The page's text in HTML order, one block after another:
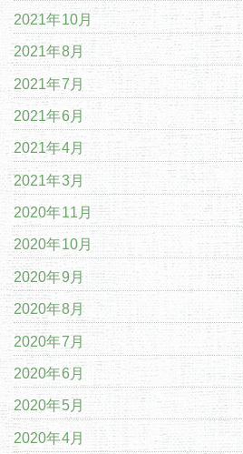
2021年10月
2021年8月
2021年7月
2021年6月
2021年4月
2021年3月
2020年11月
2020年10月
2020年9月
2020年8月
2020年7月
2020年6月
2020年5月
2020年4月